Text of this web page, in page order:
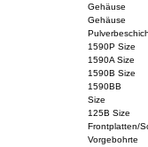
Gehäuse
Gehäuse
1590P Size
1590A Size
1590B Size
1590BB
Size
125B Size
Frontplatten/
Vorgebohrte